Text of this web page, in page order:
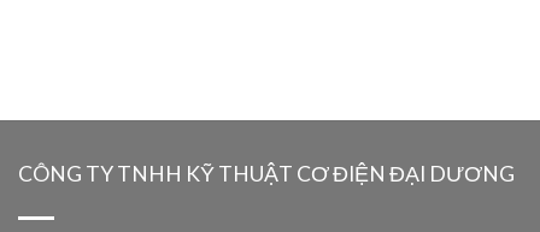
CÔNG TY TNHH KỸ THUẬT CƠ ĐIỆN ĐẠI DƯƠNG